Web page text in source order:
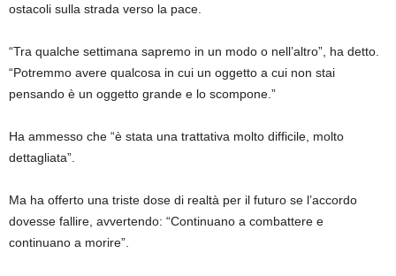
ostacoli sulla strada verso la pace.
“Tra qualche settimana sapremo in un modo o nell’altro”, ha detto.
“Potremmo avere qualcosa in cui un oggetto a cui non stai
pensando è un oggetto grande e lo scompone.”
Ha ammesso che “è stata una trattativa molto difficile, molto
dettagliata”.
Ma ha offerto una triste dose di realtà per il futuro se l’accordo
dovesse fallire, avvertendo: “Continuano a combattere e
continuano a morire”.